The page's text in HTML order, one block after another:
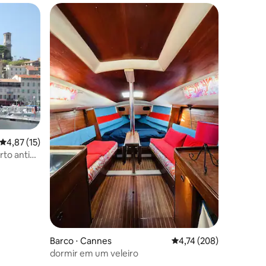
4,87 de uma avaliação média de 5, 15 avaliações
4,87 (15)
antigo
Barco ⋅ Cannes 4,74 de uma avaliação
4,74 (208)
dormir em um veleiro